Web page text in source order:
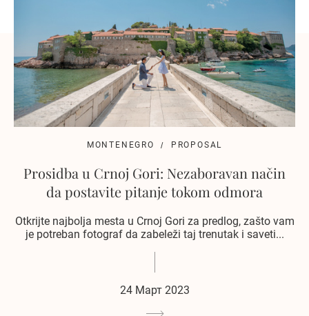
MONTENEGRO PROPOSAL
Prosidba u Crnoj Gori: Nezaboravan način
da postavite pitanje tokom odmora
Otkrijte najbolja mesta u Crnoj Gori za predlog, zašto vam
je potreban fotograf da zabeleži taj trenutak i saveti...
24 Март 2023